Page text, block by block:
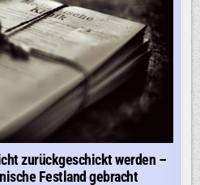
zurückgeschickt werden –
Festland gebracht